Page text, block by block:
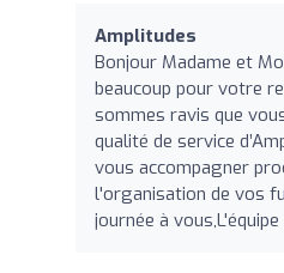
Amplitudes
Bonjour Madame et
beaucoup pour votre
sommes ravis que
qualité de service
vous accompagner
l'organisation de vos
journée à